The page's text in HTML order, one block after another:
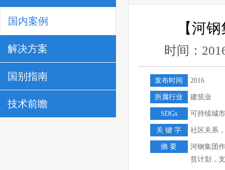
国内案例
解决方案
国别指南
技术前瞻
【河
时间：
发布时间 2016
所属行业 建筑业
SDGs 可持续城
关 键 字 社区关系
摘 要
河钢集团
贫计划，